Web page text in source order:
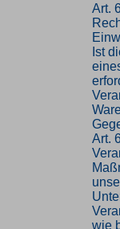
Art.
Ist
Art.
wie